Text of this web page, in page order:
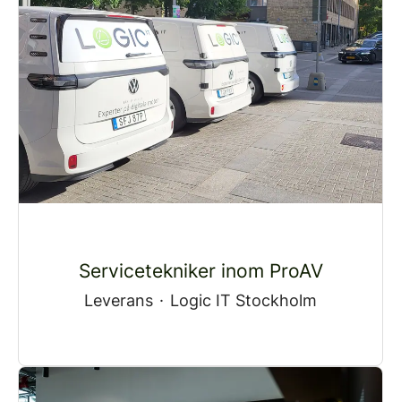
Servicetekniker inom ProAV
Leverans · Logic IT Stockholm